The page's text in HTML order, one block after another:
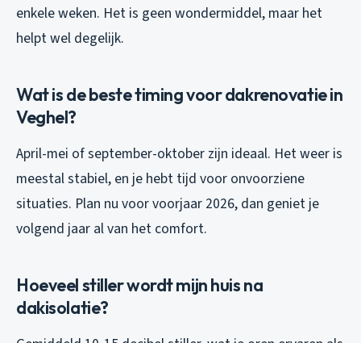
enkele weken. Het is geen wondermiddel, maar het
helpt wel degelijk.
Wat is de beste timing voor dakrenovatie in
Veghel?
April-mei of september-oktober zijn ideaal. Het weer is
meestal stabiel, en je hebt tijd voor onvoorziene
situaties. Plan nu voor voorjaar 2026, dan geniet je
volgend jaar al van het comfort.
Hoeveel stiller wordt mijn huis na
dakisolatie?